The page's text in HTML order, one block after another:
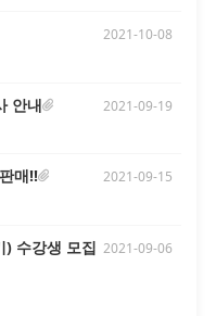
2021-10-08
안내
2021-09-19
매!!
2021-09-15
) 수강생 모집 2021-09-06